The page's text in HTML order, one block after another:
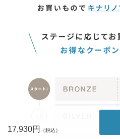
17,930円